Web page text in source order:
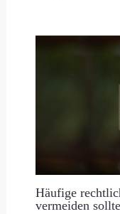
Häufige
vermeiden